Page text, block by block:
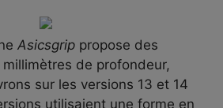
Asicsgrip propose des
de profondeur,
sur les versions 13 et 14
utilisaient une forme en